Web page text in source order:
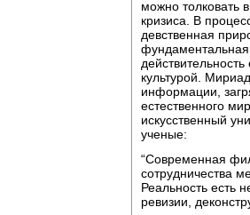
можно толковать
кризиса. В
девственная
культурой.
информации,
естественного
искусственный
ученые:
“Современная
сотрудничества
Реальность есть
ревизии,